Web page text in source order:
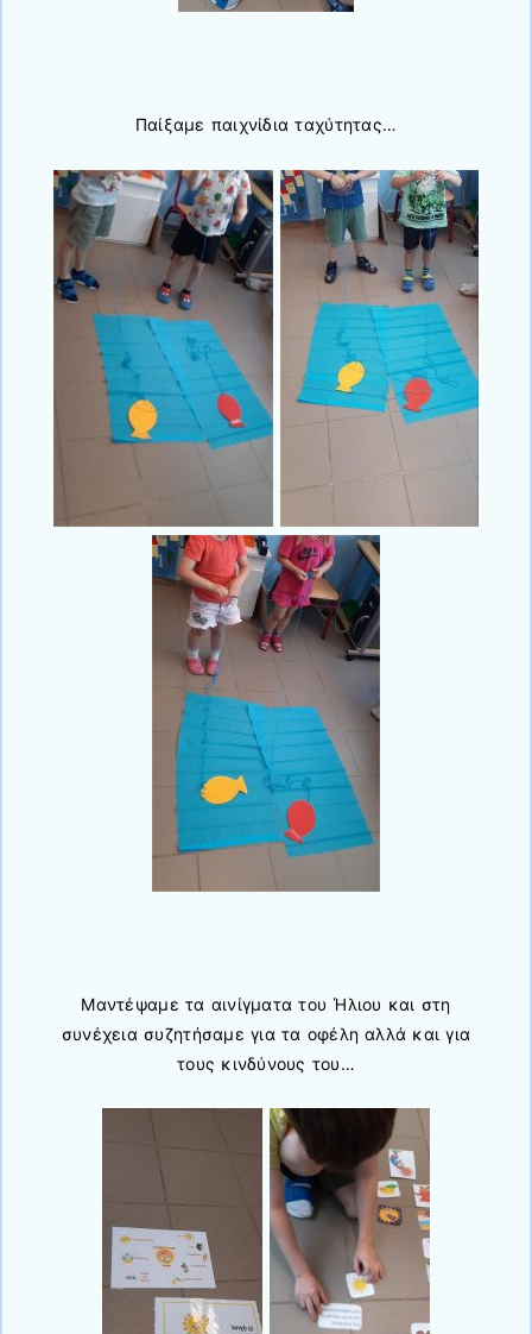
Παίξαμε παιχνίδια ταχύτητας…
Μαντέψαμε τα αινίγματα του Ήλιου και στη
συνέχεια συζητήσαμε για τα οφέλη αλλά και για
τους κινδύνους του…